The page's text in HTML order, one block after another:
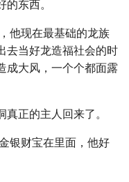
东西。
他现在最基础的龙族
去当好龙造福社会的时
成大风，一个个都面露
正的主人回来了。
银财宝在里面，他好